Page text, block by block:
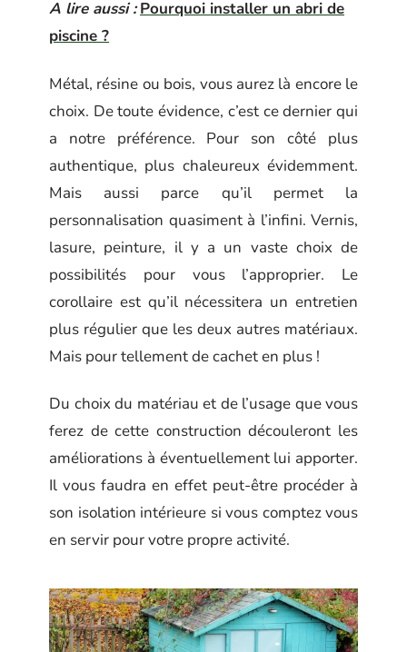
A lire aussi : Pourquoi installer un abri de
piscine ?
Métal, résine ou bois, vous aurez là encore le
choix. De toute évidence, c’est ce dernier qui
a notre préférence. Pour son côté plus
authentique, plus chaleureux évidemment.
Mais aussi parce qu’il permet la
personnalisation quasiment à l’infini. Vernis,
lasure, peinture, il y a un vaste choix de
possibilités pour vous l’approprier. Le
corollaire est qu’il nécessitera un entretien
plus régulier que les deux autres matériaux.
Mais pour tellement de cachet en plus !
Du choix du matériau et de l’usage que vous
ferez de cette construction découleront les
améliorations à éventuellement lui apporter.
Il vous faudra en effet peut-être procéder à
son isolation intérieure si vous comptez vous
en servir pour votre propre activité.